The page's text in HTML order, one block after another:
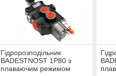
Гідророзподільник
BADESTNOST 1P80 з
плаваючим режимом